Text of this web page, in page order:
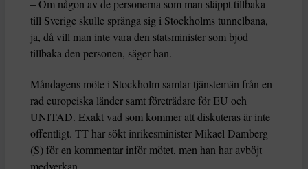
– Om någon av de personerna som man släppt tillbaka
till Sverige skulle spränga sig i Stockholms tunnelbana,
ja, då vill man inte vara den statsminister som bjöd
tillbaka den personen, säger han.
Måndagens möte i Stockholm samlar tjänstemän från en
rad europeiska länder samt företrädare för EU och
UNITAD. Exakt vad som kommer att diskuteras är inte
offentligt. TT har sökt inrikesminister Mikael Damberg
(S) för en kommentar inför mötet, men han har avböjt
medverkan.